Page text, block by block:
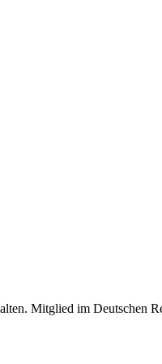
Mitglied im Deutschen